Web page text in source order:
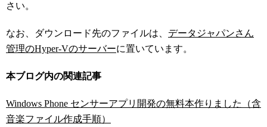
さい。
なお、ダウンロード先のファイルは、 データジャパンさん
管理のHyper-Vのサーバーに置いています。
本ブログ内の関連記事
Windows Phone センサーアプリ開発の無料本作りました（含
音楽ファイル作成手順）